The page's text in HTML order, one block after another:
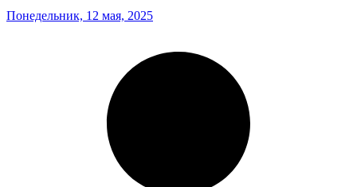
Понедельник, 12 мая, 2025